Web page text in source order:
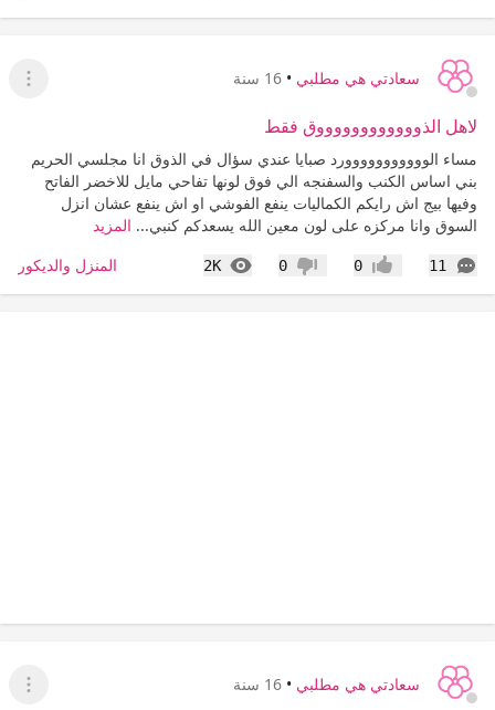
سعادتي هي مطلبي • 16 سنة
عرض
لاهل الذووووووووووووق فقط
مساء الووووووووووورد صبايا عندي سؤال في الذوق انا مجلسي الحريم
بني اساس الكنب والسفنجه الي فوق لونها تفاحي مايل للاخضر الفاتح
وفيها بيج اش رايكم الكماليات ينفع الفوشي او اش ينفع عشان انزل
السوق وانا مركزه على لون معين الله يسعدكم كنبي... المزيد
11
التعليقات إعجاب0 عدم إعجاب
0
2K
المشاهدات المنزل والديكور
سعادتي هي مطلبي • 16 سنة
عرض